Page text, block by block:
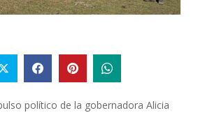
político de la gobernadora Alicia